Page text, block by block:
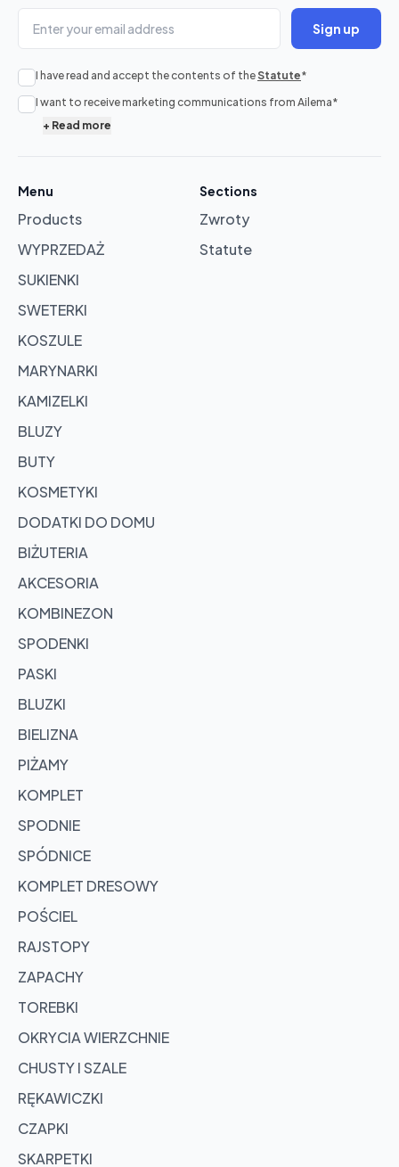
No
products
Browse
Sign up
I have read and accept the contents of the Statute*
I want to receive marketing communications from Ailema*
+ Read more
Menu
Products
WYPRZEDAŻ
SUKIENKI
SWETERKI
KOSZULE
MARYNARKI
KAMIZELKI
BLUZY
BUTY
KOSMETYKI
DODATKI DO DOMU
BIŻUTERIA
AKCESORIA
KOMBINEZON
SPODENKI
PASKI
BLUZKI
BIELIZNA
PIŻAMY
KOMPLET
SPODNIE
SPÓDNICE
KOMPLET DRESOWY
POŚCIEL
RAJSTOPY
ZAPACHY
TOREBKI
OKRYCIA WIERZCHNIE
CHUSTY I SZALE
RĘKAWICZKI
CZAPKI
SKARPETKI
Sections
Zwroty
Statute